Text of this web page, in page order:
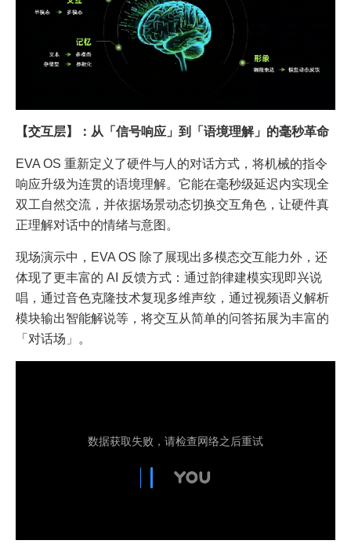
【交互层】：从「信号响应」到「语境理解」的毫秒革命
EVA OS 重新定义了硬件与人的对话方式，将机械的指令
响应升级为连贯的语境理解。它能在毫秒级延迟内实现全
双工自然交流，并依据场景动态切换交互角色，让硬件真
正理解对话中的情绪与意图。
现场演示中，EVA OS 除了展现出多模态交互能力外，还
体现了更丰富的 AI 反馈方式：通过韵律建模实现即兴说
唱，通过音色克隆技术复现多维声纹，通过视频语义解析
模块输出智能解说等，将交互从简单的问答拓展为丰富的
「对话场」。